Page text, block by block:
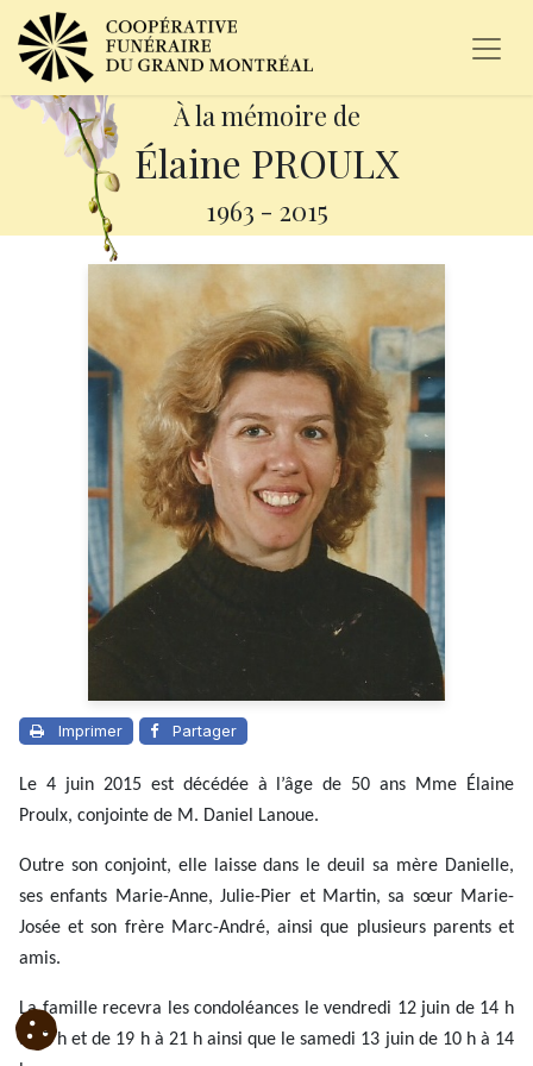
À la mémoire de
Élaine PROULX
1963 - 2015
Imprimer Partager
Le 4 juin 2015 est décédée à l’âge de 50 ans Mme Élaine
Proulx, conjointe de M. Daniel Lanoue.
Outre son conjoint, elle laisse dans le deuil sa mère Danielle,
ses enfants Marie-Anne, Julie-Pier et Martin, sa sœur Marie-
Josée et son frère Marc-André, ainsi que plusieurs parents et
amis.
La famille recevra les condoléances le vendredi 12 juin de 14 h
à 17 h et de 19 h à 21 h ainsi que le samedi 13 juin de 10 h à 14